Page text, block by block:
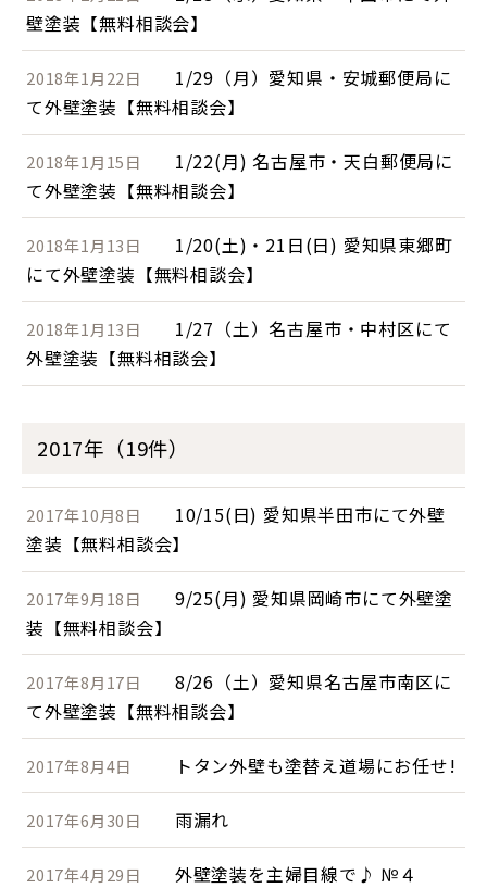
壁塗装【無料相談会】
2018年1月22日
1/29（月）愛知県・安城郵便局に
て外壁塗装【無料相談会】
2018年1月15日
1/22(月) 名古屋市・天白郵便局に
て外壁塗装【無料相談会】
2018年1月13日
1/20(土)・21日(日) 愛知県東郷町
にて外壁塗装【無料相談会】
2018年1月13日
1/27（土）名古屋市・中村区にて
外壁塗装【無料相談会】
2017年（19件）
2017年10月8日
10/15(日) 愛知県半田市にて外壁
塗装【無料相談会】
2017年9月18日
9/25(月) 愛知県岡崎市にて外壁塗
装【無料相談会】
2017年8月17日
8/26（土）愛知県名古屋市南区に
て外壁塗装【無料相談会】
2017年8月4日 トタン外壁も塗替え道場にお任せ!
2017年6月30日 雨漏れ
2017年4月29日 外壁塗装を主婦目線で♪ №４